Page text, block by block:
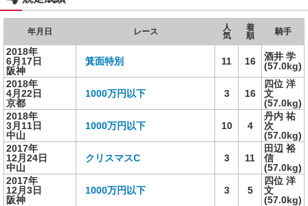
年月日 レース
人
気
着
順
騎手
2018年
6月17日
阪神
箕面特別 11 16
酒井 学
(57.0kg)
2018年
4月22日
京都
1000万円以下 3 16
四位 洋
文
(57.0kg)
2018年
3月11日
中山
1000万円以下 10 4
丹内 祐
次
(57.0kg)
2017年
12月24日
中山
クリスマスC 3 11
田辺 裕
信
(57.0kg)
2017年
12月3日
阪神
1000万円以下 3 5
四位 洋
文
(57.0kg)